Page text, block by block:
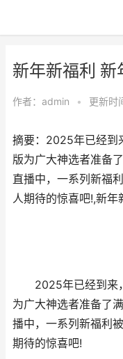
新年新福利 新
作者： admin • 更新
摘要：2025年已经到
版为广大神选者准备
直播中，一系列新福
人期待的惊喜吧!,新
2025年已经到来，
为广大神选者准备了
播中，一系列新福利
期待的惊喜吧!